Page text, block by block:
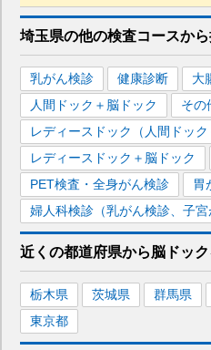
■宇都宮線
さいたま新都心駅 大宮駅
白岡駅 東鷲宮駅
■JR埼京線
池袋駅 武蔵浦和駅 大宮
中浦和駅 与野本町駅
■JR川越線
笠幡
■JR高崎線
さいたま新都心駅 大宮駅
北本駅
埼玉県の他の検査コースか
乳がん検診 健康診断 大
人間ドック＋脳ドック
その
レディースドック（人間ドック
レディースドック＋脳ドック
PET検査・全身がん検診
胃
婦人科検診（乳がん検診、子宮
近くの都道府県から脳ドッ
栃木県 茨城県 群馬県
東京都